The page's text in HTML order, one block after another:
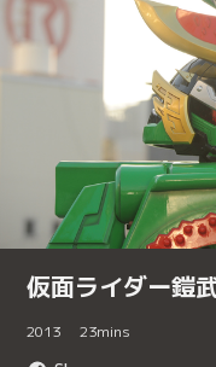
仮面ライダー鎧
2013 23mins